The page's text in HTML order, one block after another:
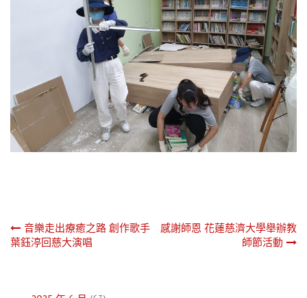
文音樂走出療癒之路 創作歌手
葉鈺渟回慈大演唱
感謝師恩 花蓮慈濟大學舉辦教
師節活動